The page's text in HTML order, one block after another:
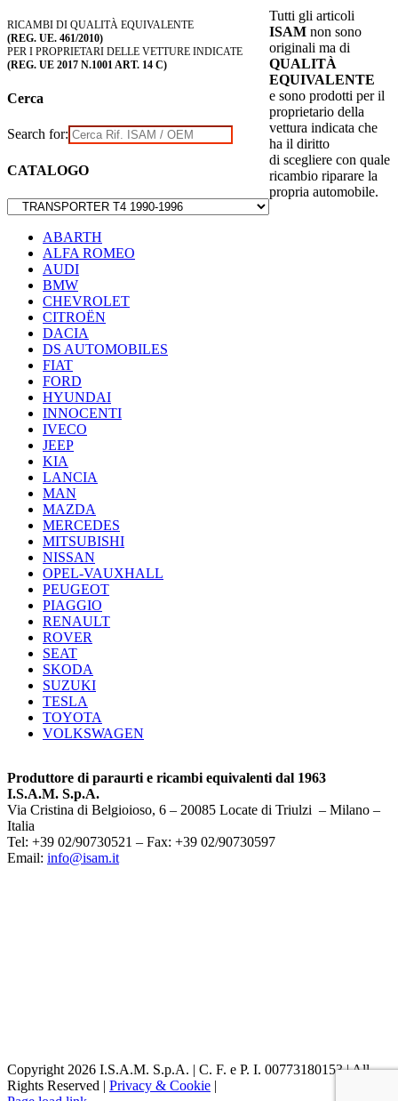
RICAMBI DI QUALITÀ EQUIVALENTE
(REG. UE. 461/2010)
PER I PROPRIETARI DELLE VETTURE INDICATE
(REG. UE 2017 N.1001 ART. 14 C)
Cerca
Search for:
CATALOGO
ABARTH
ALFA ROMEO
AUDI
BMW
CHEVROLET
CITROËN
DACIA
DS AUTOMOBILES
FIAT
FORD
HYUNDAI
INNOCENTI
IVECO
JEEP
KIA
LANCIA
MAN
MAZDA
MERCEDES
MITSUBISHI
NISSAN
OPEL-VAUXHALL
PEUGEOT
PIAGGIO
RENAULT
ROVER
SEAT
SKODA
SUZUKI
TESLA
TOYOTA
VOLKSWAGEN
Tutti gli articoli
ISAM non sono
originali ma di
QUALITÀ
EQUIVALENTE
e sono prodotti per il
proprietario della
vettura indicata che
ha il diritto
di scegliere con quale
ricambio riparare la
propria automobile.
Produttore di paraurti e ricambi equivalenti dal 1963
I.S.A.M. S.p.A.
Via Cristina di Belgioioso, 6 – 20085 Locate di Triulzi – Milano –
Italia
Tel: +39 02/90730521 – Fax: +39 02/90730597
Email: info@isam.it
Copyright 2026 I.S.A.M. S.p.A. | C. F. e P. I. 00773180153 | All
Rights Reserved | Privacy & Cookie |